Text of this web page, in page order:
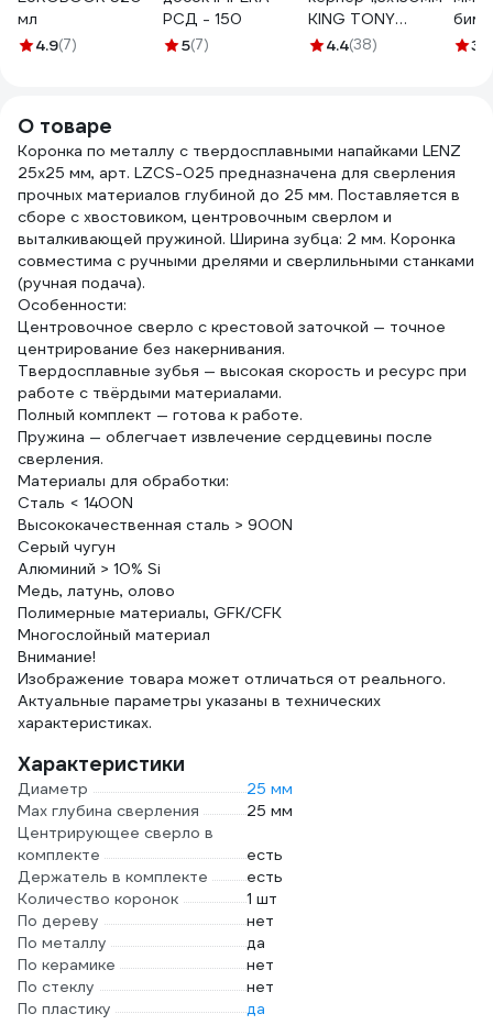
мл
4.9(7)
РСД - 150
5(7)
KING TONY
76804-05
4.4(38) 3.4
О товаре
Коронка по металлу с твердосплавными напайками LENZ
25х25 мм, арт. LZCS-025 предназначена для сверления
прочных материалов глубиной до 25 мм. Поставляется в
сборе с хвостовиком, центровочным сверлом и
выталкивающей пружиной. Ширина зубца: 2 мм. Коронка
совместима с ручными дрелями и сверлильными станками
(ручная подача).
Особенности:
Центровочное сверло с крестовой заточкой — точное
центрирование без накернивания.
Твердосплавные зубья — высокая скорость и ресурс при
работе с твёрдыми материалами.
Полный комплект — готова к работе.
Пружина — облегчает извлечение сердцевины после
сверления.
Материалы для обработки:
Сталь < 1400N
Высококачественная сталь > 900N
Серый чугун
Алюминий > 10% Si
Медь, латунь, олово
Полимерные материалы, GFK/CFK
Многослойный материал
Внимание!
Изображение товара может отличаться от реального.
Актуальные параметры указаны в технических
характеристиках.
Характеристики
Диаметр
25 мм
Max глубина сверления
25 мм
Центрирующее сверло в
комплекте
есть
Держатель в комплекте
есть
Количество коронок
1 шт
По дереву
нет
По металлу
да
По керамике
нет
По стеклу
нет
По пластику
да